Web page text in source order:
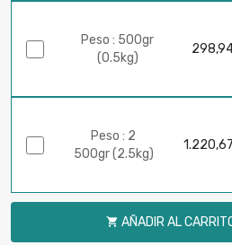
Peso : 500gr
(0.5kg)
Peso : 2
500gr (2.5kg)
 AÑADIR AL